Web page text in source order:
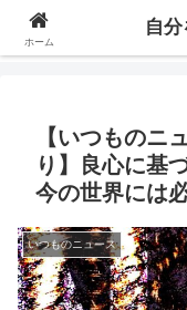
自分の価値を高めるための
【いつものニ
り】良心に基
今の世界には
いつものニュース
ホーム
自